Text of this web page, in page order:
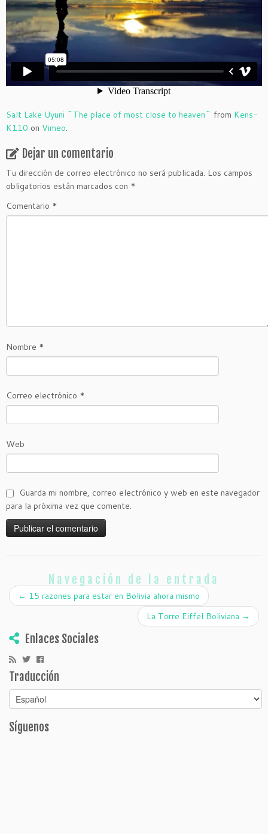
Salt Lake Uyuni ~The place of most close to heaven~ from Kens-
K110 on Vimeo.
Dejar un comentario
Tu dirección de correo electrónico no será publicada. Los campos
obligatorios están marcados con *
Comentario *
Nombre *
Correo electrónico *
Web
Guarda mi nombre, correo electrónico y web en este navegador
para la próxima vez que comente.
Navegación de la entrada
← 15 razones para estar en Bolivia ahora mismo
La Torre Eiffel Boliviana →
Enlaces Sociales
Traducción
Síguenos